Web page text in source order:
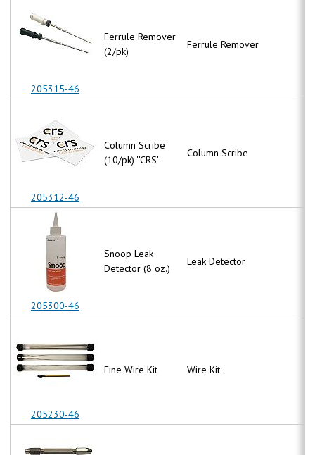
205315-46
205312-46
205300-46
205230-46
Ferrule Remover
(2/pk)
Ferrule Remover
Column Scribe
(10/pk) ''CRS''
Column Scribe
Snoop Leak
Detector (8 oz.)
Leak Detector
Fine Wire Kit Wire Kit